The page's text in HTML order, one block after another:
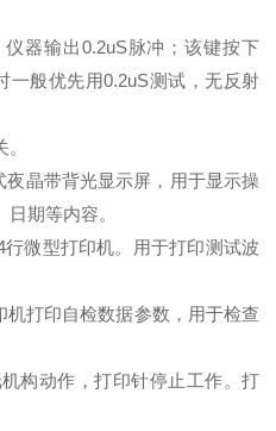
器输出0.2uS脉冲；该键按下
一般优先用0.2uS测试，无反射
夜晶带背光显示屏，用于显示操
期等内容。
微型打印机。用于打印测试波
打印自检数据参数，用于检查
构动作，打印针停止工作。打